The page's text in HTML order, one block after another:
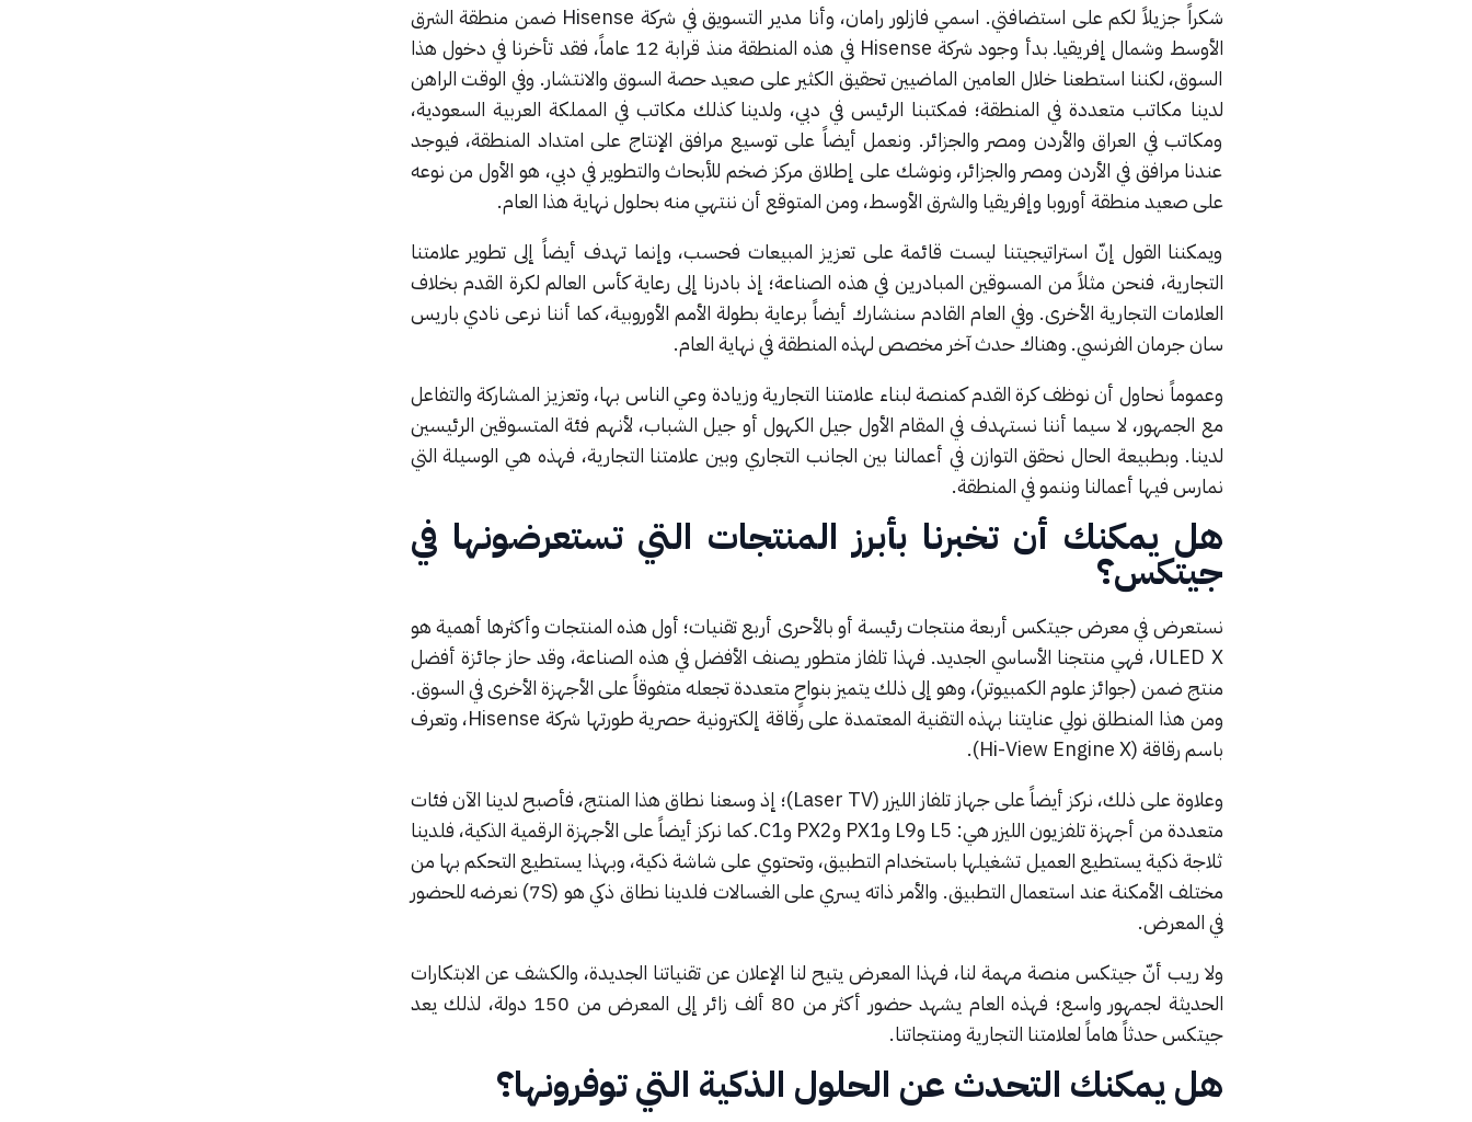
شكراً جزيلاً لكم على استضافتي. اسمي فازلور رامان، وأنا مدير التسويق في شركة Hisense ضمن منطقة الشرق
الأوسط وشمال إفريقياـ بدأ وجود شركة Hisense في هذه المنطقة منذ قرابة 12 عاماً، فقد تأخرنا في دخول هذا
السوق، لكننا استطعنا خلال العامين الماضيين تحقيق الكثير على صعيد حصة السوق والانتشار. وفي الوقت الراهن
لدينا مكاتب متعددة في المنطقة؛ فمكتبنا الرئيس في دبي، ولدينا كذلك مكاتب في المملكة العربية السعودية،
ومكاتب في العراق والأردن ومصر والجزائر. ونعمل أيضاً على توسيع مرافق الإنتاج على امتداد المنطقة، فيوجد
عندنا مرافق في الأردن ومصر والجزائر، ونوشك على إطلاق مركز ضخم للأبحاث والتطوير في دبي، هو الأول من نوعه
على صعيد منطقة أوروبا وإفريقيا والشرق الأوسط، ومن المتوقع أن ننتهي منه بحلول نهاية هذا العام.
ويمكننا القول إنّ استراتيجيتنا ليست قائمة على تعزيز المبيعات فحسب، وإنما تهدف أيضاً إلى تطوير علامتنا
التجارية، فنحن مثلاً من المسوقين المبادرين في هذه الصناعة؛ إذ بادرنا إلى رعاية كأس العالم لكرة القدم بخلاف
العلامات التجارية الأخرى. وفي العام القادم سنشارك أيضاً برعاية بطولة الأمم الأوروبية، كما أننا نرعى نادي باريس
سان جرمان الفرنسي. وهناك حدث آخر مخصص لهذه المنطقة في نهاية العام.
وعموماً نحاول أن نوظف كرة القدم كمنصة لبناء علامتنا التجارية وزيادة وعي الناس بها، وتعزيز المشاركة والتفاعل
مع الجمهور، لا سيما أننا نستهدف في المقام الأول جيل الكهول أو جيل الشباب، لأنهم فئة المتسوقين الرئيسين
لدينا. وبطبيعة الحال نحقق التوازن في أعمالنا بين الجانب التجاري وبين علامتنا التجارية، فهذه هي الوسيلة التي
نمارس فيها أعمالنا وننمو في المنطقة.
هل يمكنك أن تخبرنا بأبرز المنتجات التي تستعرضونها في
جيتكس؟
نستعرض في معرض جيتكس أربعة منتجات رئيسة أو بالأحرى أربع تقنيات؛ أول هذه المنتجات وأكثرها أهمية هو
ULED X، فهي منتجنا الأساسي الجديد. فهذا تلفاز متطور يصنف الأفضل في هذه الصناعة، وقد حاز جائزة أفضل
منتج ضمن (جوائز علوم الكمبيوتر)، وهو إلى ذلك يتميز بنواحٍ متعددة تجعله متفوقاً على الأجهزة الأخرى في السوق.
ومن هذا المنطلق نولي عنايتنا بهذه التقنية المعتمدة على رقاقة إلكترونية حصرية طورتها شركة Hisense، وتعرف
باسم رقاقة (Hi-View Engine X).
وعلاوة على ذلك، نركز أيضاً على جهاز تلفاز الليزر (Laser TV)؛ إذ وسعنا نطاق هذا المنتج، فأصبح لدينا الآن فئات
متعددة من أجهزة تلفزيون الليزر هي: L5 وL9 وPX1 وPX2 وC1. كما نركز أيضاً على الأجهزة الرقمية الذكية، فلدينا
ثلاجة ذكية يستطيع العميل تشغيلها باستخدام التطبيق، وتحتوي على شاشة ذكية، وبهذا يستطيع التحكم بها من
مختلف الأمكنة عند استعمال التطبيق. والأمر ذاته يسري على الغسالات فلدينا نطاق ذكي هو (7S) نعرضه للحضور
في المعرض.
ولا ريب أنّ جيتكس منصة مهمة لنا، فهذا المعرض يتيح لنا الإعلان عن تقنياتنا الجديدة، والكشف عن الابتكارات
الحديثة لجمهور واسع؛ فهذه العام يشهد حضور أكثر من 80 ألف زائر إلى المعرض من 150 دولة، لذلك يعد
جيتكس حدثاً هاماً لعلامتنا التجارية ومنتجاتنا.
هل يمكنك التحدث عن الحلول الذكية التي توفرونها؟